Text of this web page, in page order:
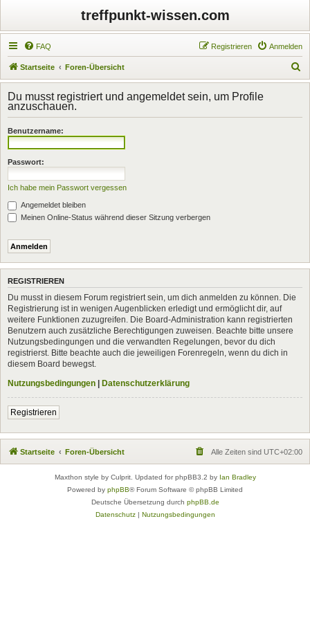
treffpunkt-wissen.com
FAQ Anmelden
Registrieren
Startseite Foren-Übersicht
u
h
Du musst registriert und angemeldet sein, um Profile
anzuschauen.
Benutzername:
Passwort:
Ich habe mein Passwort vergessen
Angemeldet bleiben
Meinen Online-Status während dieser Sitzung verbergen
REGISTRIEREN
Du musst in diesem Forum registriert sein, um dich anmelden zu können. Die
Registrierung ist in wenigen Augenblicken erledigt und ermöglicht dir, auf
weitere Funktionen zuzugreifen. Die Board-Administration kann registrierten
Benutzern auch zusätzliche Berechtigungen zuweisen. Beachte bitte unsere
Nutzungsbedingungen und die verwandten Regelungen, bevor du dich
registrierst. Bitte beachte auch die jeweiligen Forenregeln, wenn du dich in
diesem Board bewegst.
Nutzungsbedingungen | Datenschutzerklärung
Registrieren
Startseite Foren-Übersicht Alle Zeiten sind UTC+02:00
Maxthon style by Culprit. Updated for phpBB3.2 by Ian Bradley
Powered by phpBB® Forum Software © phpBB Limited
Deutsche Übersetzung durch phpBB.de
Datenschutz| Nutzungsbedingungen